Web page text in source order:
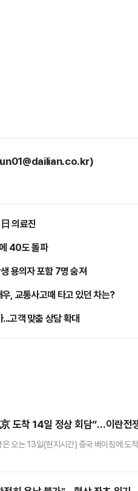
의료진
40도 돌파
용의자 포함 7명 숨져
, 교통사고때 타고 있던 차는?
고객 맞춤 상담 확대
도착 14일 정상 회담”…이란전
오는 13일(현지시간) 중국 베이징에
이징에 도착할 예정”이라고 밝혔다. 백